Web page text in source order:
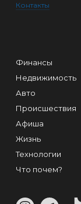
Контакты
Финансы
Недвижимость
Авто
Происшествия
Афиша
Жизнь
Технологии
Что почем?